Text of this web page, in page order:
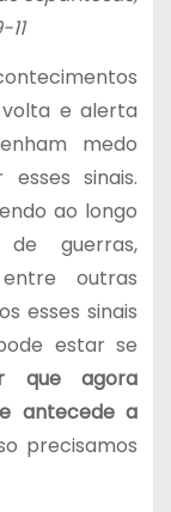
e alerta
medo
sinais.
ao longo
guerras,
outras
esses sinais
estar se
que agora
antecede a
precisamos